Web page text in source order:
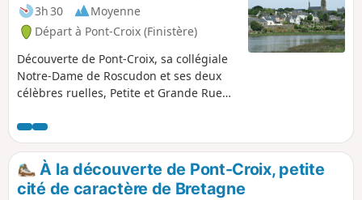
3h 30
Moyenne
Départ à Pont-Croix (Finistère)
Découverte de Pont-Croix, sa collégiale
Notre-Dame de Roscudon et ses deux
célèbres ruelles, Petite et Grande Rue
dfleuve Le Goyen qui rejoint la mer à
Audierne. Retour par l'ancienne voie
ferrée.À la découverte de Pont-Croix, petite
cité de caractère de Bretagne